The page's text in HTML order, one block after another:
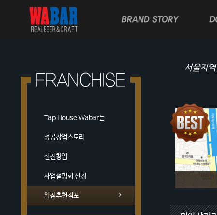
Tap House Wabar는
성공창업스토리
실전창업
사업설명회 신청
입점추천점포
서울지역
보증금 :